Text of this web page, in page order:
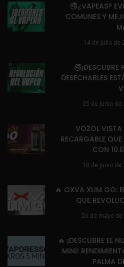
🚭¿VAPEAS?
COMUNES Y
14 de julio de
🚭¡DESCUBRE
DESECHABLES
25 de junio de
VOZOL VISTA
RECARGABLE
CON
10 de junio de
🔥 OXVA XLIM GO:
QUE
26 de mayo de
🔥 ¡DESCUBRE EL
MINI!
PALMA